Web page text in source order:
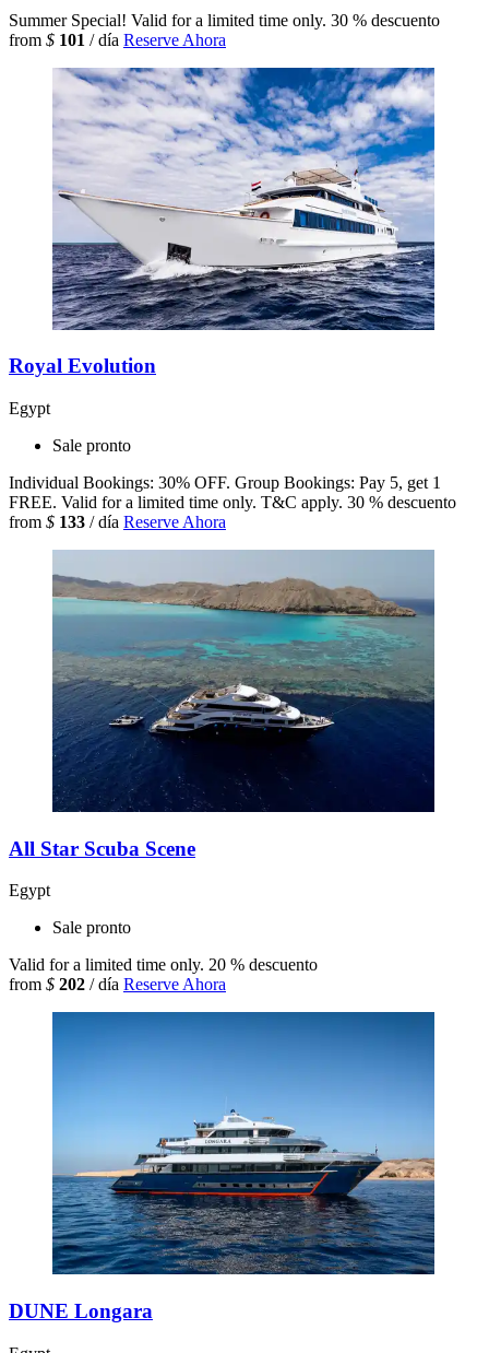
Summer Special! Valid for a limited time only. 30 % descuento
from $ 101 / día Reserve Ahora
Royal Evolution
Egypt
Sale pronto
Individual Bookings: 30% OFF. Group Bookings: Pay 5, get 1
FREE. Valid for a limited time only. T&C apply. 30 % descuento
from $ 133 / día Reserve Ahora
All Star Scuba Scene
Egypt
Sale pronto
Valid for a limited time only. 20 % descuento
from $ 202 / día Reserve Ahora
DUNE Longara